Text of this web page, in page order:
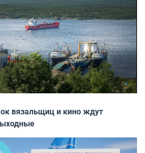
вязальщиц и кино ждут